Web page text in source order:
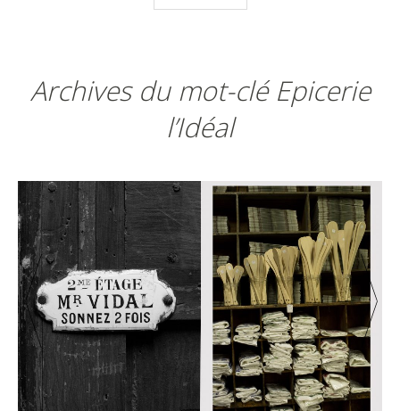
Archives du mot-clé Epicerie
l’Idéal